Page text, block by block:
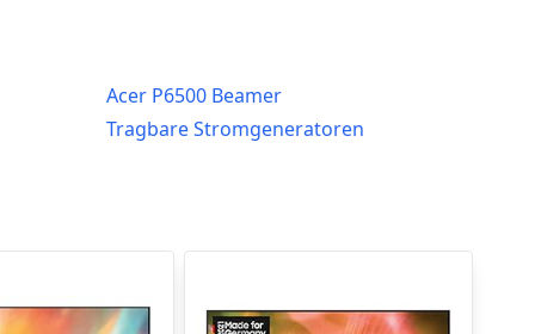
Acer P6500 Beamer
Tragbare Stromgeneratoren